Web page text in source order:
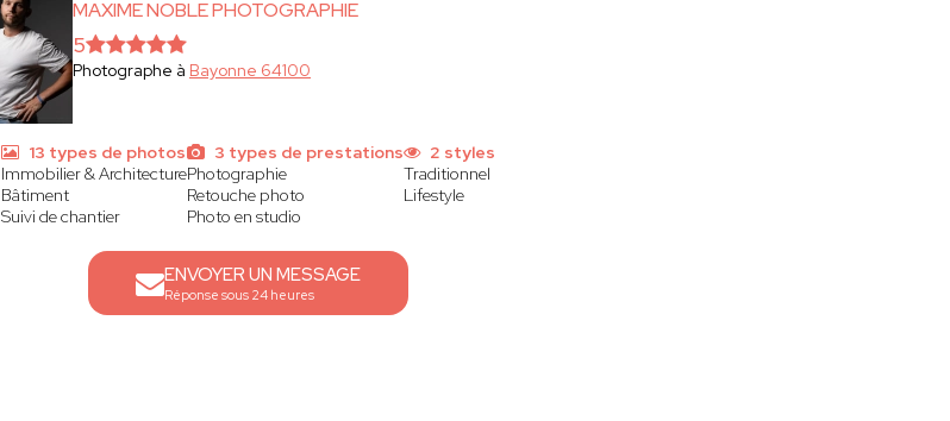
MAXIME NOBLE PHOTOGRAPHIE
5
Photographe à Bayonne 64100
13 types de photos
Immobilier & Architecture
Bâtiment
Suivi de chantier
3 types de prestations
Photographie
Retouche photo
Photo en studio
2 styles
Traditionnel
Lifestyle
ENVOYER UN MESSAGE
Réponse sous 24 heures